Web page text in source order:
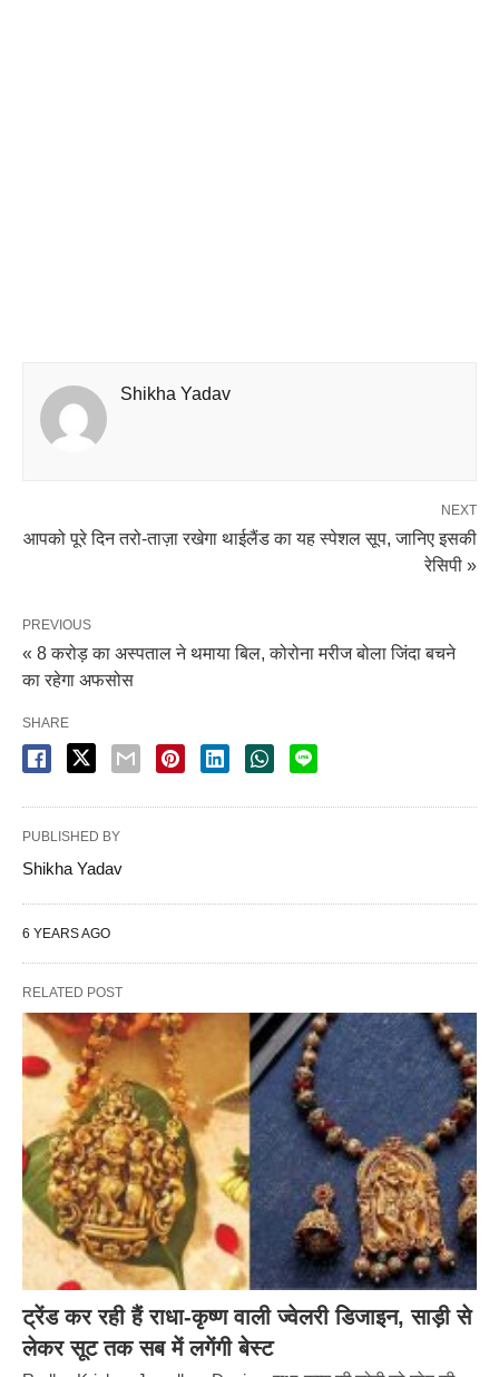
Shikha Yadav
NEXT
आपको पूरे दिन तरो-ताज़ा रखेगा थाईलैंड का यह स्पेशल सूप, जानिए इसकी
रेसिपी »
PREVIOUS
« 8 करोड़ का अस्पताल ने थमाया बिल, कोरोना मरीज बोला जिंदा बचने
का रहेगा अफसोस
SHARE
PUBLISHED BY
Shikha Yadav
6 YEARS AGO
RELATED POST
ट्रेंड कर रही हैं राधा-कृष्ण वाली ज्वेलरी डिजाइन, साड़ी से
लेकर सूट तक सब में लगेंगी बेस्ट